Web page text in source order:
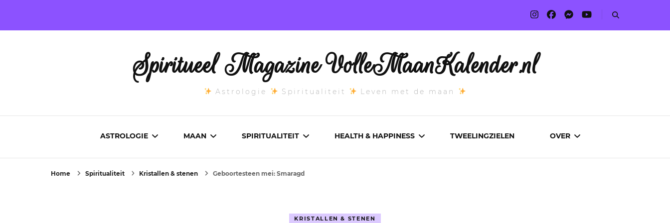
Spiritueel Magazine VolleMaanKalender.nl
Astrologie Spiritualiteit Leven met de maan
ASTROLOGIE MAAN SPIRITUALITEIT HEALTH & HAPPINESS TWEELINGZIELEN OVER
Home Spiritualiteit Kristallen & stenen Geboortesteen mei: Smaragd
KRISTALLEN & STENEN